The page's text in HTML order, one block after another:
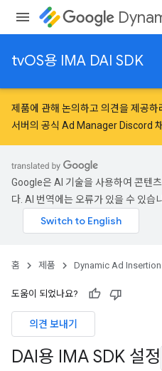
tvOS용 IMA DAI SDK
제품에 관해 논의하고 의견을 제공하
서버의 공식 Ad Manager Discord
Google은 AI 기술을 사용하여 콘텐
다. AI 번역에는 오류가 있을 수 있습
홈 제품 Dynamic Ad Insertion
도움이 되었나요?
의견 보내기
DAI용 IMA SDK 설정